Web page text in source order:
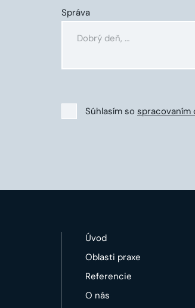
Správa
Súhlasím so spracovaním
Úvod
Oblasti praxe
Referencie
O nás